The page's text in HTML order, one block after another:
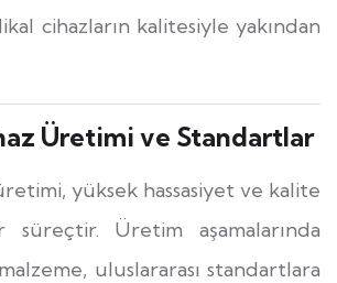
cihazların kalitesiyle yakından
Üretimi ve Standartlar
yüksek hassasiyet ve kalite
Üretim aşamalarında
uluslararası standartlara